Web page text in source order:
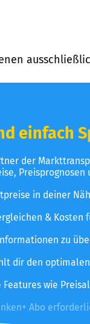
einfach
der
Preisprognosen
in deiner
& Kosten
zu
dir den
wie
Abo